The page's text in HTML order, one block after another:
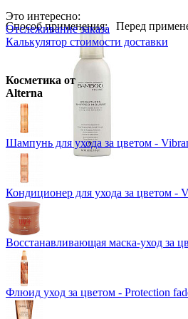
Способ применения: Перед
Это интересно:
Отслеживание заказа
Калькулятор стоимости доставки
Косметика от
Alterna
Шампунь для ухода за цветом -
Кондиционер для ухода за цветом -
Восстанавливающая маска-уход за
Флюид уход за цветом - Protection